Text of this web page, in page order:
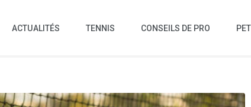
ACTUALITÉS TENNIS CONSEILS DE PRO